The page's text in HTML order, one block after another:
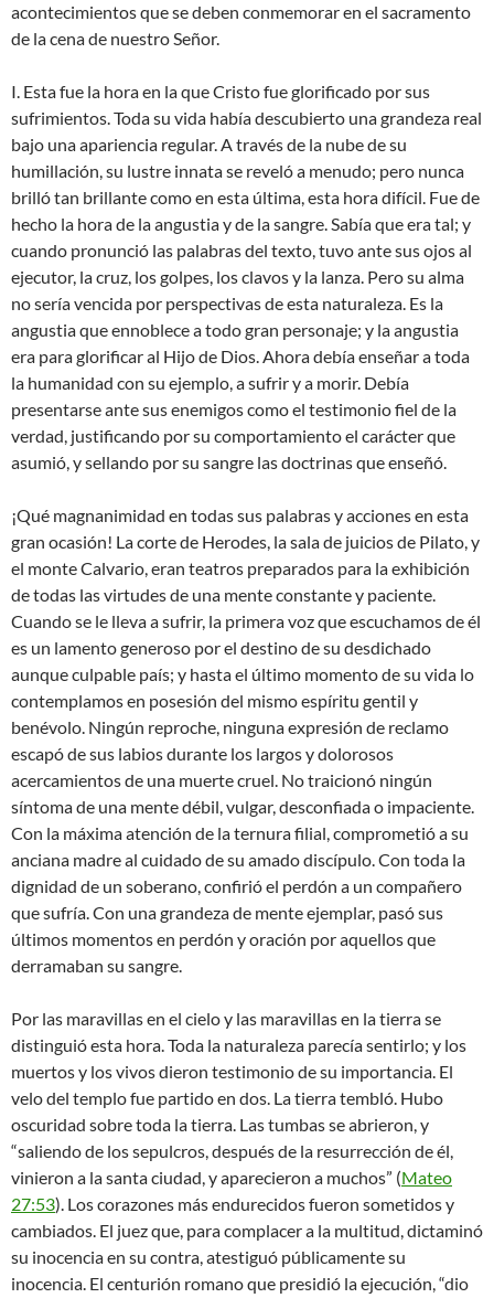
acontecimientos que se deben conmemorar en el sacramento
de la cena de nuestro Señor.
I. Esta fue la hora en la que Cristo fue glorificado por sus
sufrimientos. Toda su vida había descubierto una grandeza real
bajo una apariencia regular. A través de la nube de su
humillación, su lustre innata se reveló a menudo; pero nunca
brilló tan brillante como en esta última, esta hora difícil. Fue de
hecho la hora de la angustia y de la sangre. Sabía que era tal; y
cuando pronunció las palabras del texto, tuvo ante sus ojos al
ejecutor, la cruz, los golpes, los clavos y la lanza. Pero su alma
no sería vencida por perspectivas de esta naturaleza. Es la
angustia que ennoblece a todo gran personaje; y la angustia
era para glorificar al Hijo de Dios. Ahora debía enseñar a toda
la humanidad con su ejemplo, a sufrir y a morir. Debía
presentarse ante sus enemigos como el testimonio fiel de la
verdad, justificando por su comportamiento el carácter que
asumió, y sellando por su sangre las doctrinas que enseñó.
¡Qué magnanimidad en todas sus palabras y acciones en esta
gran ocasión! La corte de Herodes, la sala de juicios de Pilato, y
el monte Calvario, eran teatros preparados para la exhibición
de todas las virtudes de una mente constante y paciente.
Cuando se le lleva a sufrir, la primera voz que escuchamos de él
es un lamento generoso por el destino de su desdichado
aunque culpable país; y hasta el último momento de su vida lo
contemplamos en posesión del mismo espíritu gentil y
benévolo. Ningún reproche, ninguna expresión de reclamo
escapó de sus labios durante los largos y dolorosos
acercamientos de una muerte cruel. No traicionó ningún
síntoma de una mente débil, vulgar, desconfiada o impaciente.
Con la máxima atención de la ternura filial, comprometió a su
anciana madre al cuidado de su amado discípulo. Con toda la
dignidad de un soberano, confirió el perdón a un compañero
que sufría. Con una grandeza de mente ejemplar, pasó sus
últimos momentos en perdón y oración por aquellos que
derramaban su sangre.
Por las maravillas en el cielo y las maravillas en la tierra se
distinguió esta hora. Toda la naturaleza parecía sentirlo; y los
muertos y los vivos dieron testimonio de su importancia. El
velo del templo fue partido en dos. La tierra tembló. Hubo
oscuridad sobre toda la tierra. Las tumbas se abrieron, y
“saliendo de los sepulcros, después de la resurrección de él,
vinieron a la santa ciudad, y aparecieron a muchos” (Mateo
27:53). Los corazones más endurecidos fueron sometidos y
cambiados. El juez que, para complacer a la multitud, dictaminó
su inocencia en su contra, atestiguó públicamente su
inocencia. El centurión romano que presidió la ejecución, “dio